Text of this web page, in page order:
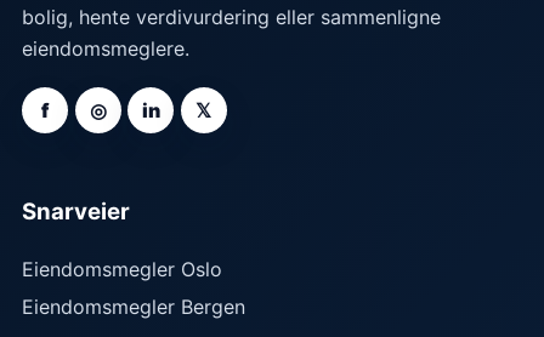
bolig, hente verdivurdering eller sammenligne
eiendomsmeglere.
f ◎ in 𝕏
Snarveier
Eiendomsmegler Oslo
Eiendomsmegler Bergen